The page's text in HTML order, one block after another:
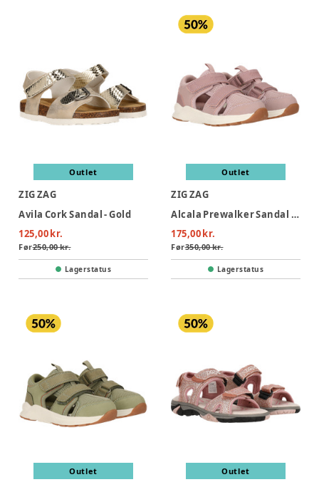
Outlet
ZIG ZAG
Avila Cork Sandal - Gold
125,00 kr.
Før250,00 kr.
Lagerstatus
Outlet
ZIG ZAG
Alcala Prewalker Sandal - Keepsake Lilac
175,00 kr.
Før350,00 kr.
Lagerstatus
Outlet Outlet